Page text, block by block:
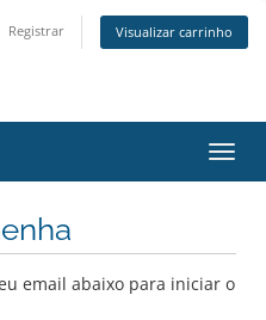
Registrar Visualizar carrinho
email abaixo para iniciar o